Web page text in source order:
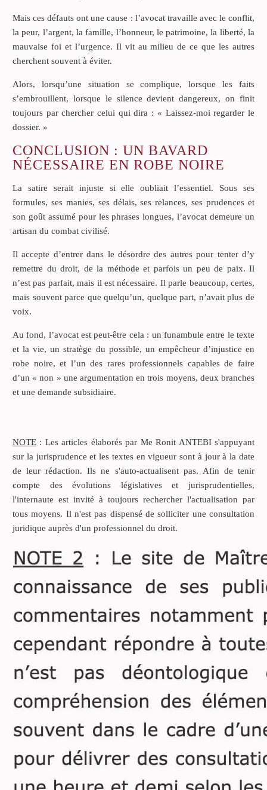
Mais ces défauts ont une cause : l’avocat travaille avec le conflit,
la peur, l’argent, la famille, l’honneur, le patrimoine, la liberté, la
mauvaise foi et l’urgence. Il vit au milieu de ce que les autres
cherchent souvent à éviter.
Alors, lorsqu’une situation se complique, lorsque les faits
s’embrouillent, lorsque le silence devient dangereux, on finit
toujours par chercher celui qui dira : « Laissez-moi regarder le
dossier. »
CONCLUSION : UN BAVARD
NÉCESSAIRE EN ROBE NOIRE
La satire serait injuste si elle oubliait l’essentiel. Sous ses
formules, ses manies, ses délais, ses relances, ses prudences et
son goût assumé pour les phrases longues, l’avocat demeure un
artisan du combat civilisé.
Il accepte d’entrer dans le désordre des autres pour tenter d’y
remettre du droit, de la méthode et parfois un peu de paix. Il
n’est pas parfait, mais il est nécessaire. Il parle beaucoup, certes,
mais souvent parce que quelqu’un, quelque part, n’avait plus de
voix.
Au fond, l’avocat est peut-être cela : un funambule entre le texte
et la vie, un stratège du possible, un empêcheur d’injustice en
robe noire, et l’un des rares professionnels capables de faire
d’un « non » une argumentation en trois moyens, deux branches
et une demande subsidiaire.
NOTE : Les articles élaborés par Me Ronit ANTEBI s'appuyant
sur la jurisprudence et les textes en vigueur sont à jour à la date
de leur rédaction. Ils ne s'auto-actualisent pas. Afin de tenir
compte des évolutions législatives et jurisprudentielles,
l'internaute est invité à toujours rechercher l'actualisation par
tous moyens. Il n'est pas dispensé de solliciter une consultation
juridique auprès d'un professionnel du droit.